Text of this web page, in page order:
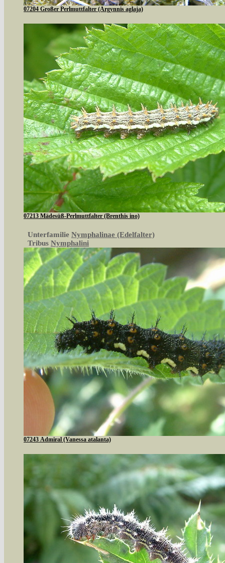
07204 Großer Perlmuttfalter (Argynnis aglaja)
07213 Mädesüß-Perlmuttfalter (Brenthis ino)
Unterfamilie Nymphalinae (Edelfalter)
Tribus Nymphalini
07243 Admiral (Vanessa atalanta)